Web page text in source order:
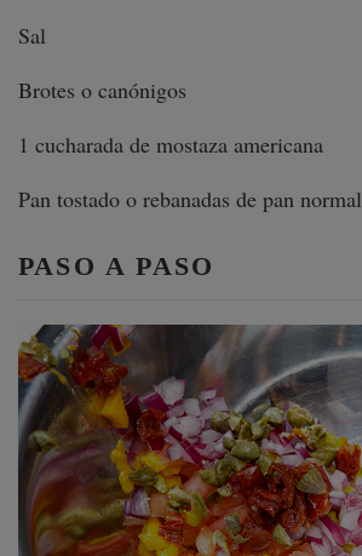
Sal
Brotes o canónigos
1 cucharada de mostaza americana
Pan tostado o rebanadas de pan normal
PASO A PASO